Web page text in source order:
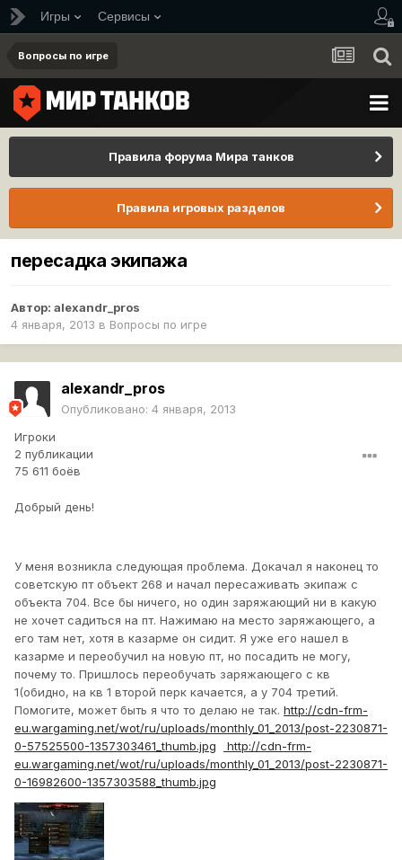
Игры Сервисы
Вопросы по игре
Правила форума Мира танков
Правила игровых разделов
пересадка экипажа
Автор: alexandr_pros
4 января, 2013 в Вопросы по игре
alexandr_pros
Опубликовано: 4 января, 2013
Игроки
2 публикации
75 611 боёв
Добрый день!
У меня возникла следующая проблема. Докачал я наконец то
советскую пт объект 268 и начал пересаживать экипаж с
объекта 704. Все бы ничего, но один заряжающий ни в какую
не хочет садиться на пт. Нажимаю на место заряжающего, а
его там нет, хотя в казарме он сидит. Я уже его нашел в
казарме и переобучил на новую пт, но посадить не могу,
почему то. Пришлось переобучать заряжающего с кв
1(обидно, на кв 1 второй перк качается, а у 704 третий.
Помогите, может быть я что то делаю не так. http://cdn-frm-
eu.wargaming.net/wot/ru/uploads/monthly_01_2013/post-2230871-
0-57525500-1357303461_thumb.jpg
http://cdn-frm-
eu.wargaming.net/wot/ru/uploads/monthly_01_2013/post-2230871-
0-16982600-1357303588_thumb.jpg